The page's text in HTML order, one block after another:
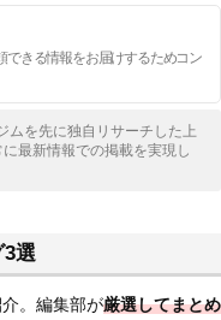
できる情報をお届けするためコン
ムを先に独自リサーチした上
最新情報での掲載を実現し
選
。編集部が厳選してまとめ